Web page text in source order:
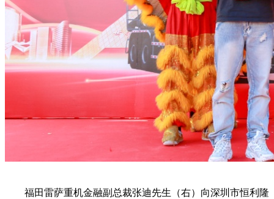
福田雷萨重机金融副总裁张迪先生（右）向深圳市恒利隆